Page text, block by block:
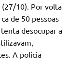
10). Por volta
de 50 pessoas
desocupar a
A polícia